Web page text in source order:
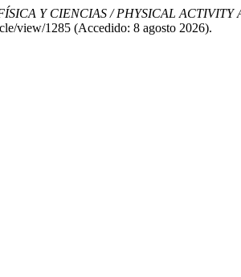
Y CIENCIAS / PHYSICAL ACTIVITY
view/1285 (Accedido: 8 agosto 2026).